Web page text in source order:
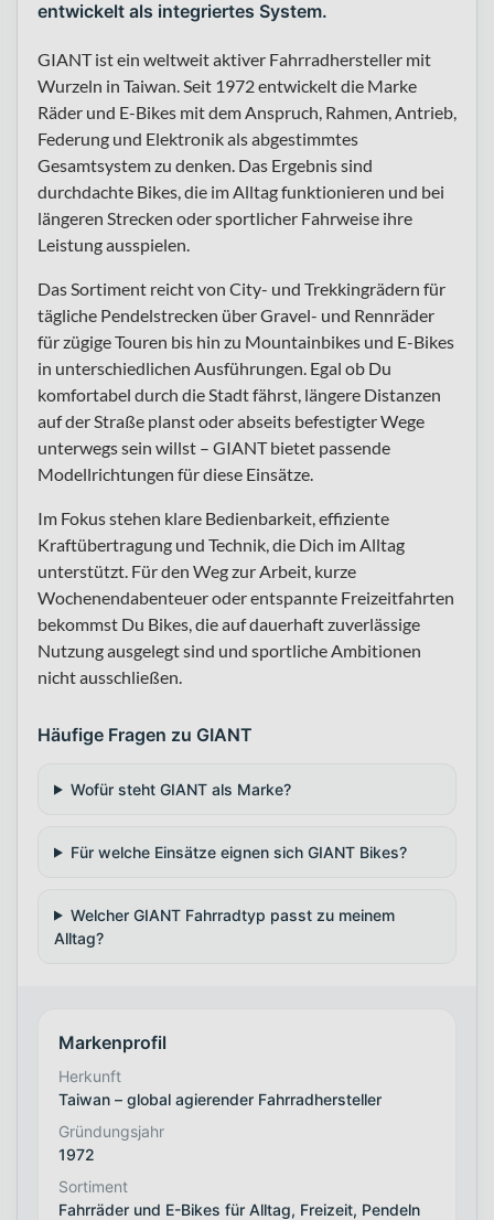
entwickelt als integriertes System.
GIANT ist ein weltweit aktiver Fahrradhersteller mit
Wurzeln in Taiwan. Seit 1972 entwickelt die Marke
Räder und E-Bikes mit dem Anspruch, Rahmen, Antrieb,
Federung und Elektronik als abgestimmtes
Gesamtsystem zu denken. Das Ergebnis sind
durchdachte Bikes, die im Alltag funktionieren und bei
längeren Strecken oder sportlicher Fahrweise ihre
Leistung ausspielen.
Das Sortiment reicht von City- und Trekkingrädern für
tägliche Pendelstrecken über Gravel- und Rennräder
für zügige Touren bis hin zu Mountainbikes und E-Bikes
in unterschiedlichen Ausführungen. Egal ob Du
komfortabel durch die Stadt fährst, längere Distanzen
auf der Straße planst oder abseits befestigter Wege
unterwegs sein willst – GIANT bietet passende
Modellrichtungen für diese Einsätze.
Im Fokus stehen klare Bedienbarkeit, effiziente
Kraftübertragung und Technik, die Dich im Alltag
unterstützt. Für den Weg zur Arbeit, kurze
Wochenendabenteuer oder entspannte Freizeitfahrten
bekommst Du Bikes, die auf dauerhaft zuverlässige
Nutzung ausgelegt sind und sportliche Ambitionen
nicht ausschließen.
Häufige Fragen zu GIANT
Wofür steht GIANT als Marke?
Für welche Einsätze eignen sich GIANT Bikes?
Welcher GIANT Fahrradtyp passt zu meinem
Alltag?
Markenprofil
Herkunft
Taiwan – global agierender Fahrradhersteller
Gründungsjahr
1972
Sortiment
Fahrräder und E-Bikes für Alltag, Freizeit, Pendeln